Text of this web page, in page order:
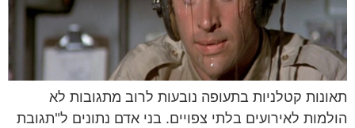
תאונות קטלניות בתעופה נובעות לרוב מתגובות לא
הולמות לאירועים בלתי צפויים. בני אדם נתונים ל"תגובת